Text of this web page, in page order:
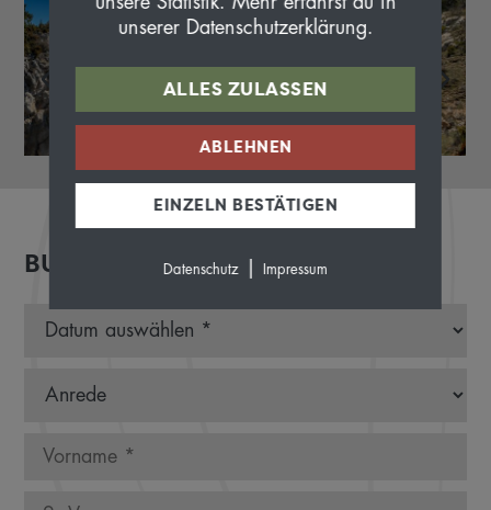
BUCHEN
unserer Datenschutzerklärung.
ALLES ZULASSEN
ABLEHNEN
EINZELN BESTÄTIGEN
Datenschutz| Impressum